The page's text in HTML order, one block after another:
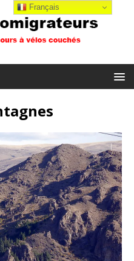
Français